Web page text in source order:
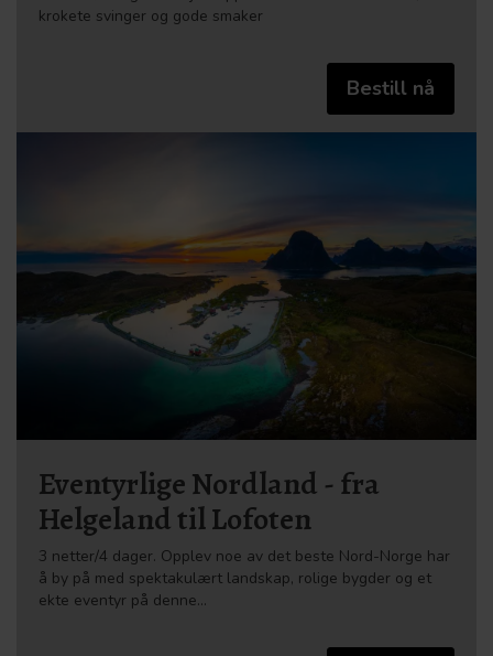
krokete svinger og gode smaker
Bestill nå
Eventyrlige Nordland - fra
Helgeland til Lofoten
3 netter/4 dager. Opplev noe av det beste Nord-Norge har
å by på med spektakulært landskap, rolige bygder og et
ekte eventyr på denne…